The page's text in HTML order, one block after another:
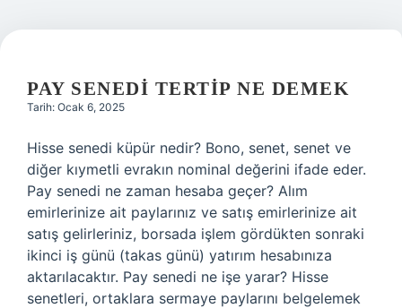
Hakkımızda
PAY SENEDI TERTIP NE DEMEK
Tarih: Ocak 6, 2025
Hisse senedi küpür nedir? Bono, senet, senet ve
diğer kıymetli evrakın nominal değerini ifade eder.
Pay senedi ne zaman hesaba geçer? Alım
emirlerinize ait paylarınız ve satış emirlerinize ait
satış gelirleriniz, borsada işlem gördükten sonraki
ikinci iş günü (takas günü) yatırım hesabınıza
aktarılacaktır. Pay senedi ne işe yarar? Hisse
senetleri, ortaklara sermaye paylarını belgelemek